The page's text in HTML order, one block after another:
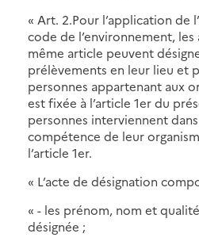
« Art. 2.Pour l’application de
code de l’environnement,
même article peuvent
prélèvements en leur lieu et
personnes appartenant aux
est fixée à l’article 1er du
personnes interviennent
compétence de leur
l’article 1er.
« L’acte de désignation
« - les prénom, nom et
désignée ;